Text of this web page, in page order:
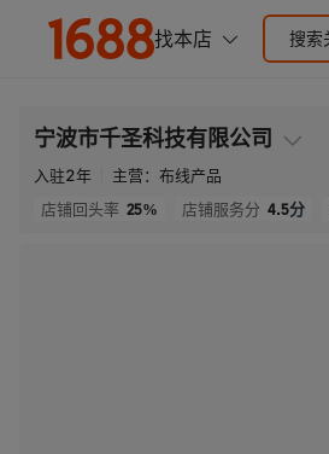
宁波市千圣科技有限公司
入驻2年 主营： 布线产品
店铺回头率 25% 店铺服务分 4.5分